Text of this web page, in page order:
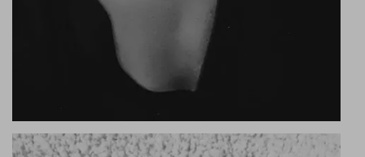
sandra@idimweb.com